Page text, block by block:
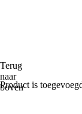
Terug
naar
boven
Product is